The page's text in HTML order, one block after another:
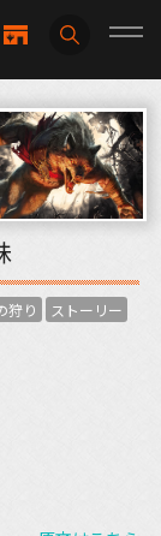
狩り ストーリー